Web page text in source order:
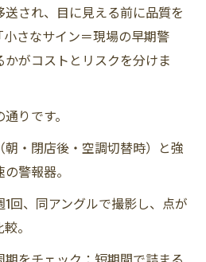
され、目に見える前に品質を
さなサイン＝現場の早期警
がコストとリスクを分けま
りです。
・閉店後・空調切替時）と強
警報器。
回、同アングルで撮影し、点が
。